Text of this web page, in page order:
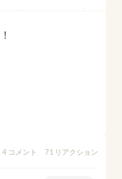
！
4 コメント 71 リアクション